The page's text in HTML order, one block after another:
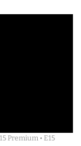
Premium • E15